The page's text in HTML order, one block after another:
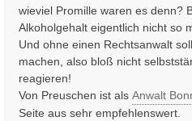
a
g
wieviel Promille waren es denn?
Alkoholgehalt eigentlich nicht so
Und ohne einen Rechtsanwalt
machen, also bloß nicht
reagieren!
Von Preuschen ist als Anwalt
Seite aus sehr empfehlenswert.